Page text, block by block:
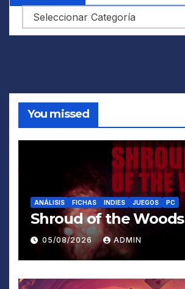
Categorías
You missed
ANÁLISIS FICHAS INDIES JUEGOS PC
Shroud of the Woods
05/08/2026 ADMIN